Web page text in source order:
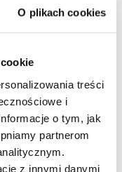
O plikach cookies
treści
i
o tym, jak
partnerom
z innymi danymi